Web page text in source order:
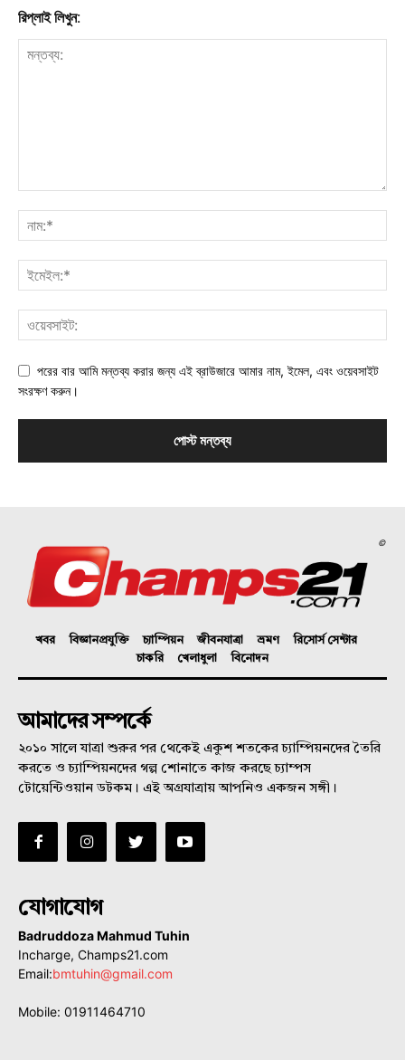
রিপ্লাই লিখুন:
পরের বার আমি মন্তব্য করার জন্য এই ব্রাউজারে আমার নাম, ইমেল, এবং ওয়েবসাইট
সংরক্ষণ করুন।
©
খবর বিজ্ঞানপ্রযুক্তি চ্যাম্পিয়ন জীবনযাত্রা ভ্রমণ
রিসোর্স সেন্টার
চাকরি
খেলাধুলা বিনোদন
আমাদের সম্পর্কে
২০১০ সালে যাত্রা শুরুর পর থেকেই একুশ শতকের চ্যাম্পিয়নদের তৈরি
করতে ও চ্যাম্পিয়নদের গল্প শোনাতে কাজ করছে চ্যাম্পস
টোয়েন্টিওয়ান ডটকম। এই অগ্রযাত্রায় আপনিও একজন সঙ্গী।
যোগাযোগ
Badruddoza Mahmud Tuhin
Incharge, Champs21.com
Email:bmtuhin@gmail.com
Mobile: 01911464710